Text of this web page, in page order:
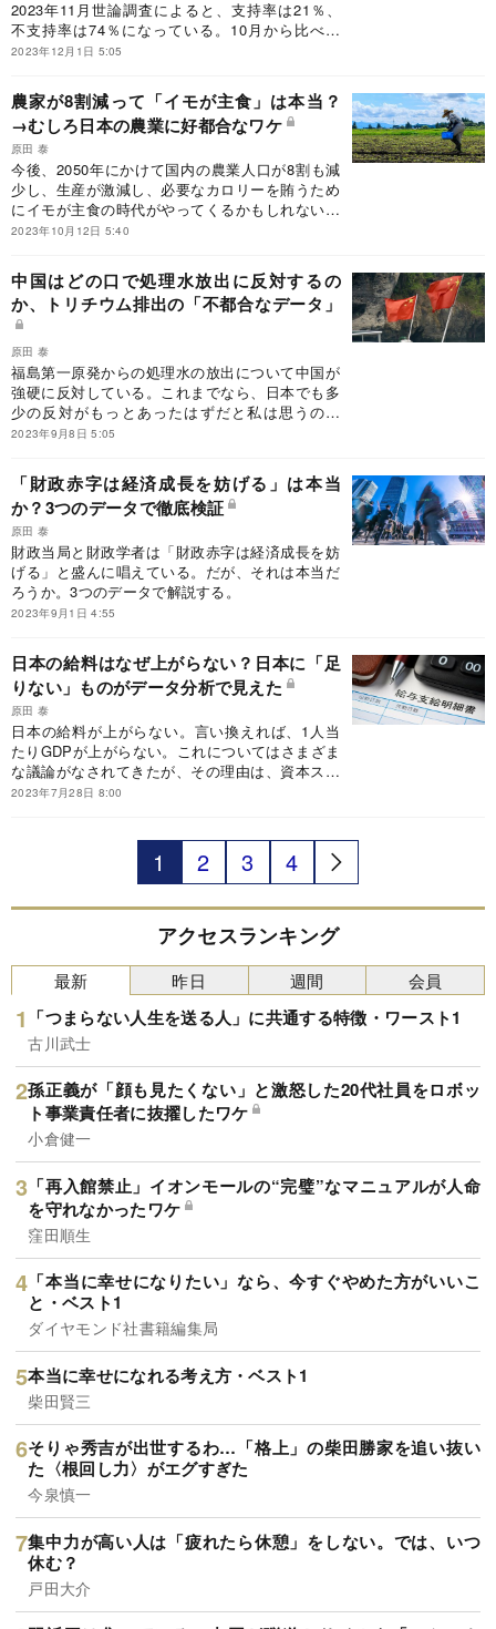
2023年11月世論調査によると、支持率は21％、
不支持率は74％になっている。10月から比べる
と、支持率は4.5％ポイントの低下、不支持率は
低下と不支持率の上昇が大きな話題になっている
のだが、私は「分からない、無回答」の人に注目
したい。
2023年12月1日 5:05
農家が8割減って「イモが主食」は本当？
→むしろ日本の農業に好都合なワケ
原田 泰
今後、2050年にかけて国内の農業人口が8割も減
少し、生産が激減し、必要なカロリーを賄うため
にイモが主食の時代がやってくるかもしれないと
いう議論がある（『農家が8割減る日 「主食イ
日）。この記事は、かなりのところで、平野勝
也・武川翼「2050年の国内農業生産を半減させな
いために」（三菱総合研究所マンスリーレビュー
2022年12月号、2022.12.1）に依拠しており、こ
れによると2020年から50年にかけて、農家経営体
数は84％減少し、農業生産額は52％減少するとい
う。しかし、私はこんなことにはならないと思
う。その理由を説明しよう。
2023年10月12日 5:40
中国はどの口で処理水放出に反対するの
か、トリチウム排出の「不都合なデータ」
原田 泰
福島第一原発からの処理水の放出について中国が
強硬に反対している。これまでなら、日本でも多
少の反対がもっとあったはずだと私は思うのだ
が、反対運動は低調であるように思われる。私の
と彼らの味方というイメージが付いて反対しにく
くなっているのではないかと思う。しかし、トリ
チウム排出を弁護する側も、少し弱いのではない
かと私は思う。専門家の意見、他国の事例、過去
の事例を十分に生かしていないのではないだろう
か。
2023年9月8日 5:05
「財政赤字は経済成長を妨げる」は本当
か？3つのデータで徹底検証
原田 泰
財政当局と財政学者は「財政赤字は経済成長を妨
げる」と盛んに唱えている。だが、それは本当だ
ろうか。3つのデータで解説する。
2023年9月1日 4:55
日本の給料はなぜ上がらない？日本に「足
りない」ものがデータ分析で見えた
原田 泰
日本の給料が上がらない。言い換えれば、1人当
たりGDPが上がらない。これについてはさまざま
な議論がなされてきたが、その理由は、資本スト
ックが足りないからである。諸外国との比較デー
2023年7月28日 8:00
1 2 3 4
アクセスランキング
最新
「つまらない人生を送る人」に共通する特徴・ワースト1
古川武士
孫正義が「顔も見たくない」と激怒した20代社員をロボッ
ト事業責任者に抜擢したワケ
小倉健一
「再入館禁止」イオンモールの“完璧”なマニュアルが人命
を守れなかったワケ
窪田順生
「本当に幸せになりたい」なら、今すぐやめた方がいいこ
と・ベスト1
ダイヤモンド社書籍編集局
本当に幸せになれる考え方・ベスト1
柴田賢三
そりゃ秀吉が出世するわ…「格上」の柴田勝家を追い抜い
た〈根回し力〉がエグすぎた
今泉慎一
集中力が高い人は「疲れたら休憩」をしない。では、いつ
休む？
戸田大介
昨日 週間 会員